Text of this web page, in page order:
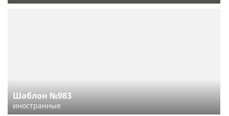
Шаблон №983
иностранные